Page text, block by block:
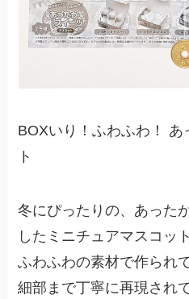
BOXいり！ふわふわ！ あ
ト
冬にぴったりの、あった
したミニチュアマスコッ
ふわふわの素材で作られ
細部まで丁寧に再現され